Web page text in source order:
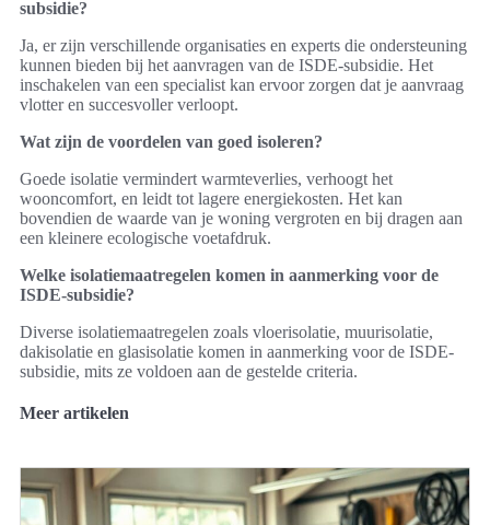
subsidie?
Ja, er zijn verschillende organisaties en experts die ondersteuning
kunnen bieden bij het aanvragen van de ISDE-subsidie. Het
inschakelen van een specialist kan ervoor zorgen dat je aanvraag
vlotter en succesvoller verloopt.
Wat zijn de voordelen van goed isoleren?
Goede isolatie vermindert warmteverlies, verhoogt het
wooncomfort, en leidt tot lagere energiekosten. Het kan
bovendien de waarde van je woning vergroten en bij dragen aan
een kleinere ecologische voetafdruk.
Welke isolatiemaatregelen komen in aanmerking voor de
ISDE-subsidie?
Diverse isolatiemaatregelen zoals vloerisolatie, muurisolatie,
dakisolatie en glasisolatie komen in aanmerking voor de ISDE-
subsidie, mits ze voldoen aan de gestelde criteria.
Meer artikelen